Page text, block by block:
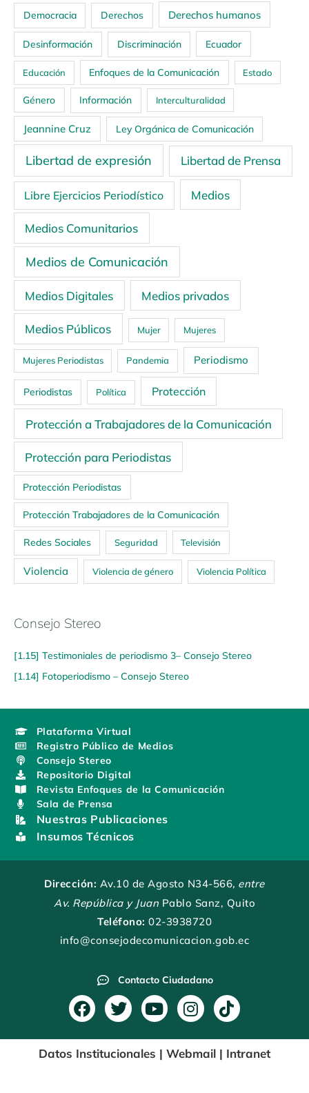
Democracia Derechos Derechos humanos
Desinformación Discriminación Ecuador
Educación Enfoques de la Comunicación Estado
Género Información Interculturalidad
Jeannine Cruz Ley Orgánica de Comunicación
Libertad de expresión Libertad de Prensa
Libre Ejercicios Periodístico Medios
Medios Comunitarios
Medios de Comunicación
Medios Digitales Medios privados
Medios Públicos Mujer Mujeres
Mujeres Periodistas Pandemia Periodismo
Periodistas Política Protección
Protección a Trabajadores de la Comunicación
Protección para Periodistas
Protección Periodistas
Protección Trabajadores de la Comunicación
Redes Sociales Seguridad Televisión
Violencia Violencia de género Violencia Política
Consejo Stereo
[1.15] Testimoniales de periodismo 3– Consejo Stereo
[1.14] Fotoperiodismo – Consejo Stereo
Plataforma Virtual
Registro Público de Medios
Consejo Stereo
Repositorio Digital
Revista Enfoques de la Comunicación
Sala de Prensa
Nuestras Publicaciones
Insumos Técnicos
Dirección: Av.10 de Agosto N34-566, entre
Av. República y Juan Pablo Sanz, Quito
Teléfono: 02-3938720
info@consejodecomunicacion.gob.ec
Contacto Ciudadano
F
a
c
e
T
w
i
t
Y
o
u
t
I
n
s
t
T
i
k
t
Datos Institucionales | Webmail | Intranet